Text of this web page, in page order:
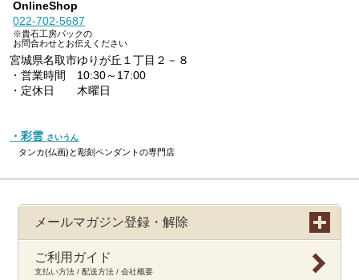
OnlineShop
022-702-5687
※貴石工房パックの
お問合わせとお伝えください
宮城県名取市ゆりが丘１丁目２－８
・営業時間 10:30～17:00
・定休日 木曜日
・彩雲 さいうん
タンカ(仏画)と彫刻ペンダントの専門店
メールマガジン登録・解除
ご利用ガイド
支払い方法 / 配送方法 / 会社概要